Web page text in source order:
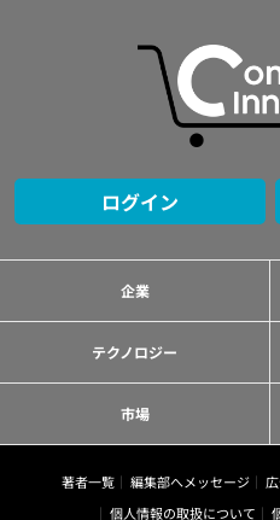
ログイン
企業
テクノロジー
市場
著者一覧 編集部へメッセージ
個人情報の取扱について